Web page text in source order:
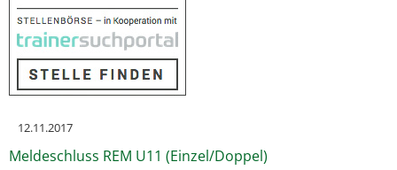
12.11.2017
Meldeschluss REM U11 (Einzel/Doppel)